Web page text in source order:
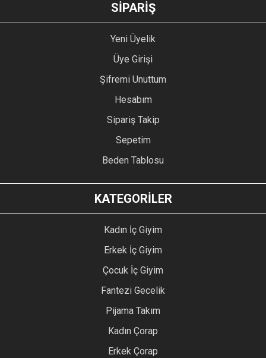
SİPARİŞ
Yeni Üyelik
Üye Girişi
Şifremi Unuttum
Hesabım
Sipariş Takip
Sepetim
Beden Tablosu
KATEGORİLER
Kadın İç Giyim
Erkek İç Giyim
Çocuk İç Giyim
Fantezi Gecelik
Pijama Takım
Kadın Çorap
Erkek Çorap